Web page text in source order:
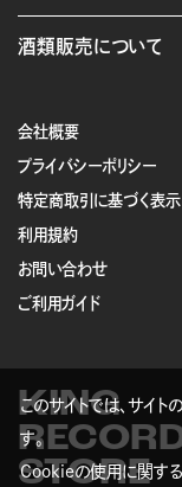
会社概要
プライバシーポリシー
特定商取引に基づく表示
利用規約
お問い合わせ
ご利用ガイド
KING
STORE
酒類販売について
このサイトでは、サイ
す。
Cookieの使用に関す